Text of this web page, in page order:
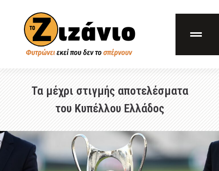
Τα μέχρι στιγμής αποτελέσματα
του Κυπέλλου Ελλάδος